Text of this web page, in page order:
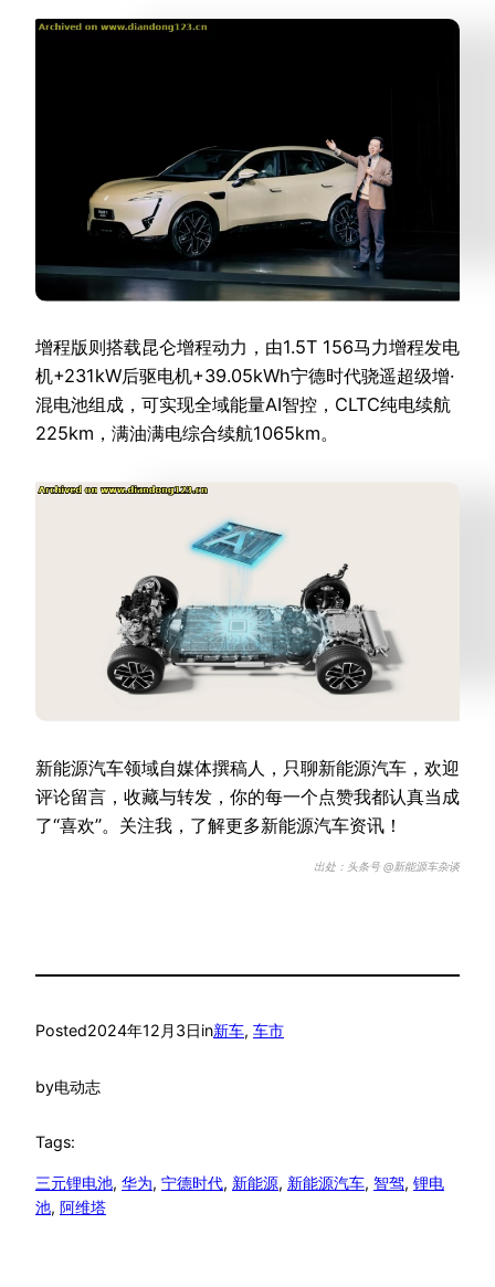
增程版则搭载昆仑增程动力，由1.5T 156马力增程发电
机+231kW后驱电机+39.05kWh宁德时代骁遥超级增·
混电池组成，可实现全域能量AI智控，CLTC纯电续航
225km，满油满电综合续航1065km。
新能源汽车领域自媒体撰稿人，只聊新能源汽车，欢迎
评论留言，收藏与转发，你的每一个点赞我都认真当成
了“喜欢”。关注我，了解更多新能源汽车资讯！
出处：头条号 @新能源车杂谈
Posted2024年12月3日in新车, 车市
by电动志
Tags:
三元锂电池, 华为, 宁德时代, 新能源, 新能源汽车, 智驾, 锂电
池, 阿维塔